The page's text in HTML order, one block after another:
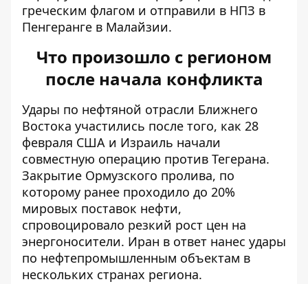
греческим флагом и отправили в НПЗ в
Пенгеранге в Малайзии.
Что произошло с регионом
после начала конфликта
Удары по нефтяной отрасли Ближнего
Востока участились после того, как 28
февраля США и Израиль начали
совместную операцию против Тегерана.
Закрытие Ормузского пролива, по
которому ранее проходило до 20%
мировых поставок нефти,
спровоцировало резкий рост цен на
энергоносители. Иран в ответ нанес удары
по нефтепромышленным объектам в
нескольких странах региона.